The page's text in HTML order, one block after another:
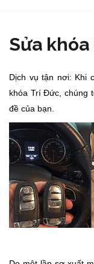
Sửa khóa
Dịch vụ tận nơi: Khi
khóa Trí Đức, chúng
đề của bạn.